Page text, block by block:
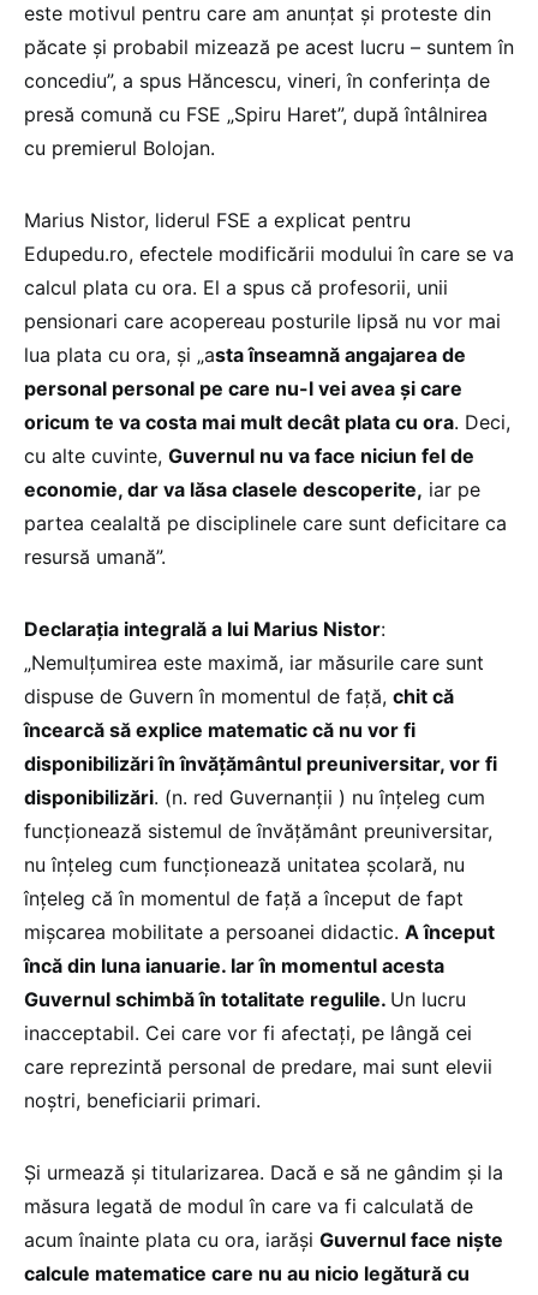
este motivul pentru care am anunțat și proteste din
păcate și probabil mizează pe acest lucru – suntem în
concediu”, a spus Hăncescu, vineri, în conferința de
presă comună cu FSE „Spiru Haret”, după întâlnirea
cu premierul Bolojan.
Marius Nistor, liderul FSE a explicat pentru
Edupedu.ro, efectele modificării modului în care se va
calcul plata cu ora. El a spus că profesorii, unii
pensionari care acopereau posturile lipsă nu vor mai
lua plata cu ora, și „asta înseamnă angajarea de
personal personal pe care nu-l vei avea și care
oricum te va costa mai mult decât plata cu ora. Deci,
cu alte cuvinte, Guvernul nu va face niciun fel de
economie, dar va lăsa clasele descoperite, iar pe
partea cealaltă pe disciplinele care sunt deficitare ca
resursă umană”.
Declarația integrală a lui Marius Nistor:
„Nemulțumirea este maximă, iar măsurile care sunt
dispuse de Guvern în momentul de față, chit că
încearcă să explice matematic că nu vor fi
disponibilizări în învățământul preuniversitar, vor fi
disponibilizări. (n. red Guvernanții ) nu înțeleg cum
funcționează sistemul de învățământ preuniversitar,
nu înțeleg cum funcționează unitatea școlară, nu
înțeleg că în momentul de față a început de fapt
mișcarea mobilitate a persoanei didactic. A început
încă din luna ianuarie. Iar în momentul acesta
Guvernul schimbă în totalitate regulile. Un lucru
inacceptabil. Cei care vor fi afectați, pe lângă cei
care reprezintă personal de predare, mai sunt elevii
noștri, beneficiarii primari.
Și urmează și titularizarea. Dacă e să ne gândim și la
măsura legată de modul în care va fi calculată de
acum înainte plata cu ora, iarăși Guvernul face niște
calcule matematice care nu au nicio legătură cu